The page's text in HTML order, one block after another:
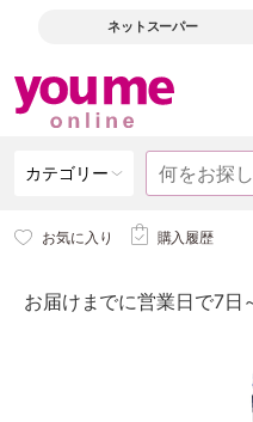
ネットスーパー
カテゴリー
お気に入り 購入履歴
お届けまでに営業日で7日